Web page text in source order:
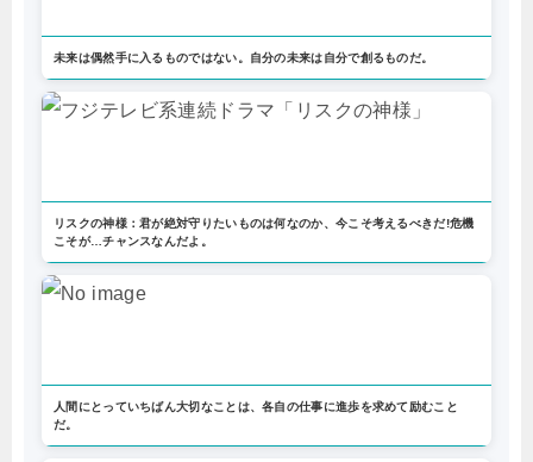
未来は偶然手に入るものではない。自分の未来は自分で創るものだ。
リスクの神様：君が絶対守りたいものは何なのか、今こそ考えるべきだ!危機
こそが…チャンスなんだよ。
人間にとっていちばん大切なことは、各自の仕事に進歩を求めて励むこと
だ。